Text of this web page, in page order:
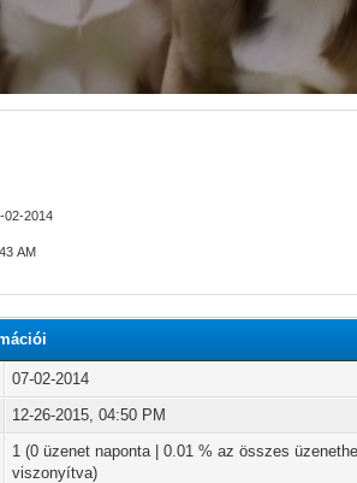
02-2014
AM
07-02-2014
12-26-2015, 04:50 PM
1 (0 üzenet naponta | 0.01 % az összes
viszonyítva)